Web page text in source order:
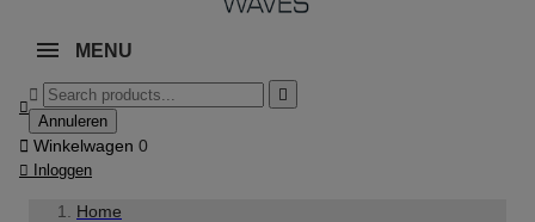
MENU



Annuleren
 Winkelwagen 0
 Inloggen
Home